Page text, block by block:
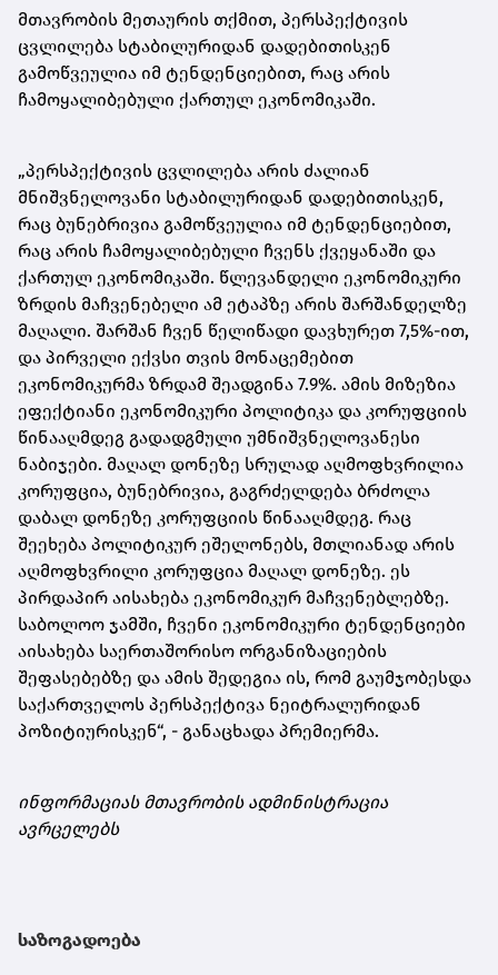
მთავრობის მეთაურის თქმით, პერსპექტივის
ცვლილება სტაბილურიდან დადებითისკენ
გამოწვეულია იმ ტენდენციებით, რაც არის
ჩამოყალიბებული ქართულ ეკონომიკაში.
„პერსპექტივის ცვლილება არის ძალიან
მნიშვნელოვანი სტაბილურიდან დადებითისკენ,
რაც ბუნებრივია გამოწვეულია იმ ტენდენციებით,
რაც არის ჩამოყალიბებული ჩვენს ქვეყანაში და
ქართულ ეკონომიკაში. წლევანდელი ეკონომიკური
ზრდის მაჩვენებელი ამ ეტაპზე არის შარშანდელზე
მაღალი. შარშან ჩვენ წელიწადი დავხურეთ 7,5%-ით,
და პირველი ექვსი თვის მონაცემებით
ეკონომიკურმა ზრდამ შეადგინა 7.9%. ამის მიზეზია
ეფექტიანი ეკონომიკური პოლიტიკა და კორუფციის
წინააღმდეგ გადადგმული უმნიშვნელოვანესი
ნაბიჯები. მაღალ დონეზე სრულად აღმოფხვრილია
კორუფცია, ბუნებრივია, გაგრძელდება ბრძოლა
დაბალ დონეზე კორუფციის წინააღმდეგ. რაც
შეეხება პოლიტიკურ ეშელონებს, მთლიანად არის
აღმოფხვრილი კორუფცია მაღალ დონეზე. ეს
პირდაპირ აისახება ეკონომიკურ მაჩვენებლებზე.
საბოლოო ჯამში, ჩვენი ეკონომიკური ტენდენციები
აისახება საერთაშორისო ორგანიზაციების
შეფასებებზე და ამის შედეგია ის, რომ გაუმჯობესდა
საქართველოს პერსპექტივა ნეიტრალურიდან
პოზიტიურისკენ“, - განაცხადა პრემიერმა.
ინფორმაციას მთავრობის ადმინისტრაცია
ავრცელებს
საზოგადოება